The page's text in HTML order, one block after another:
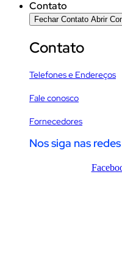
Contato
Fechar Contato Abrir
Contato
Telefones e Endereços
Fale conosco
Fornecedores
Nos siga nas redes